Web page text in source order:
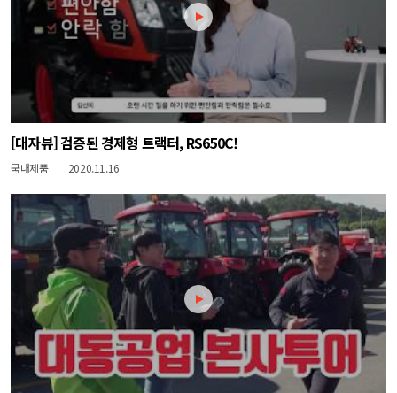
[대자뷰] 검증된 경제형 트랙터, RS650C!
국내제품 | 2020.11.16